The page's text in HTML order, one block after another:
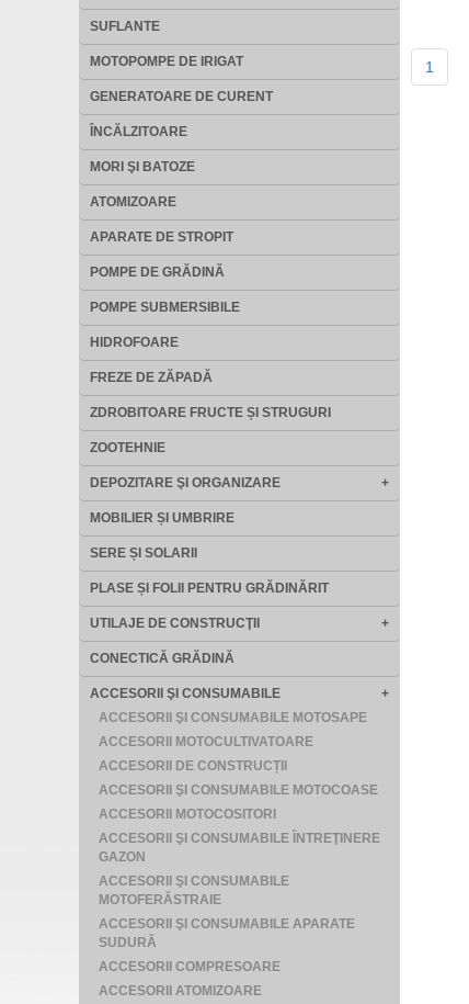
SUFLANTE
MOTOPOMPE DE IRIGAT
GENERATOARE DE CURENT
ÎNCĂLZITOARE
MORI ŞI BATOZE
ATOMIZOARE
APARATE DE STROPIT
POMPE DE GRĂDINĂ
POMPE SUBMERSIBILE
HIDROFOARE
FREZE DE ZĂPADĂ
ZDROBITOARE FRUCTE ȘI STRUGURI
ZOOTEHNIE
DEPOZITARE ŞI ORGANIZARE +
MOBILIER ȘI UMBRIRE
SERE ȘI SOLARII
PLASE ȘI FOLII PENTRU GRĂDINĂRIT
UTILAJE DE CONSTRUCŢII +
CONECTICĂ GRĂDINĂ
ACCESORII ŞI CONSUMABILE
+
ACCESORII ŞI CONSUMABILE MOTOSAPE
ACCESORII MOTOCULTIVATOARE
ACCESORII DE CONSTRUCȚII
ACCESORII ŞI CONSUMABILE MOTOCOASE
ACCESORII MOTOCOSITORI
ACCESORII ŞI CONSUMABILE ÎNTREŢINERE
GAZON
ACCESORII ŞI CONSUMABILE
MOTOFERĂSTRAIE
ACCESORII ŞI CONSUMABILE APARATE
SUDURĂ
ACCESORII COMPRESOARE
ACCESORII ATOMIZOARE
1